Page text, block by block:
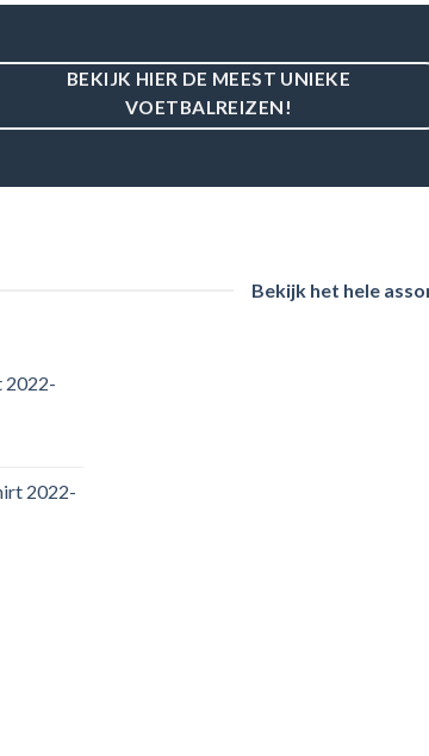
BEKIJK HIER DE MEEST UNIEKE
VOETBALREIZEN!
Bekijk het hele
2022-
2022-